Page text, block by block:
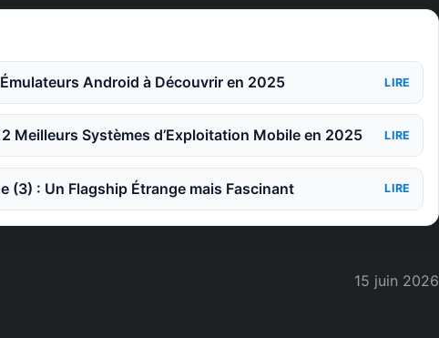
Android à Découvrir en 2025 LIRE
Meilleurs Systèmes d’Exploitation Mobile en 2025 LIRE
(3) : Un Flagship Étrange mais Fascinant LIRE
15 juin 2026